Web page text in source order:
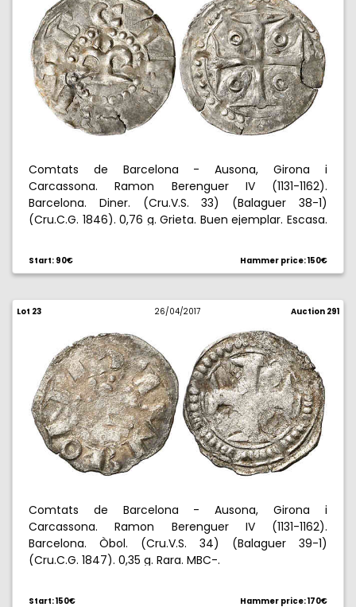
Comtats de Barcelona - Ausona, Girona i
Carcassona. Ramon Berenguer IV (1131-1162).
Barcelona. Diner. (Cru.V.S. 33) (Balaguer 38-1)
(Cru.C.G. 1846). 0,76 g. Grieta. Buen ejemplar. Escasa.
Start: 90€ Hammer price: 150€
Lot 23 26/04/2017 Auction 291
Comtats de Barcelona - Ausona, Girona i
Carcassona. Ramon Berenguer IV (1131-1162).
Barcelona. Òbol. (Cru.V.S. 34) (Balaguer 39-1)
(Cru.C.G. 1847). 0,35 g. Rara. MBC-.
Start: 150€ Hammer price: 170€